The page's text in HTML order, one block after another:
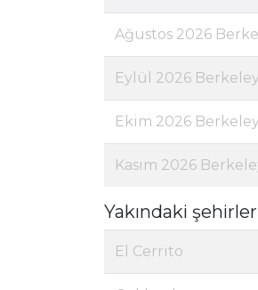
Ağustos 2026
Eylül 2026 Berkeley
Ekim 2026
Kasım 2026
Yakındaki
El Cerrito